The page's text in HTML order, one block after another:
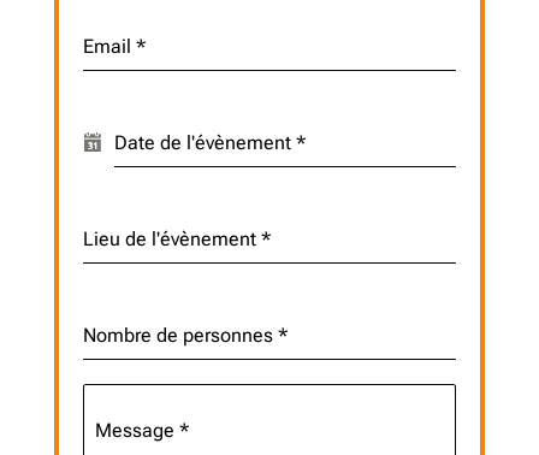
Email *
Date de l'évènement *
Lieu de l'évènement *
Nombre de personnes *
Message *